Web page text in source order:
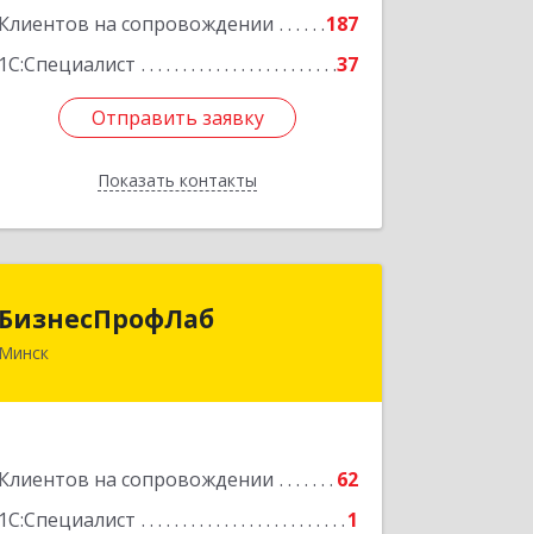
Клиентов на сопровождении
187
1С:Специалист
37
Отправить заявку
Показать контакты
Отправить заявку
Назад
БизнесПрофЛаб
Минск
Клиентов на сопровождении
62
1С:Специалист
1
БизнесПрофЛаб
ул. Соломенная, д. 23, к. 18, 220088,